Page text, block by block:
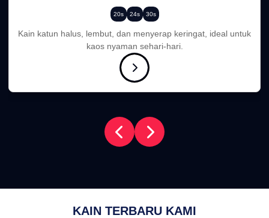
20s 24s 30s
Kain katun halus, lembut, dan menyerap keringat, ideal untuk
kaos nyaman sehari-hari.
KAIN TERBARU KAMI